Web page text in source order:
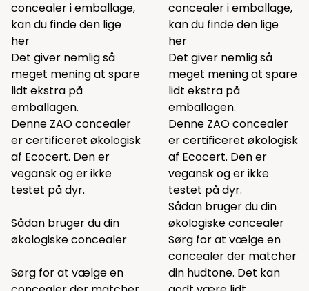
concealer i emballage,
kan du finde den lige
her
Det giver nemlig så
meget mening at spare
lidt ekstra på
emballagen.
Denne ZAO concealer
er certificeret økologisk
af Ecocert. Den er
vegansk og er ikke
testet på dyr.
Sådan bruger du din
økologiske concealer
Sørg for at vælge en
concealer i emballage,
kan du finde den lige
her
Det giver nemlig så
meget mening at spare
lidt ekstra på
emballagen.
Denne ZAO concealer
er certificeret økologisk
af Ecocert. Den er
vegansk og er ikke
testet på dyr.
Sådan bruger du din
økologiske concealer
Sørg for at vælge en
concealer der matcher
din hudtone. Det kan